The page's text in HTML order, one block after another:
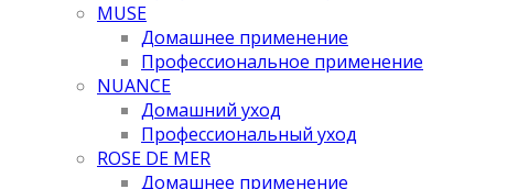
MUSE
Домашнее применение
Профессиональное применение
NUANCE
Домашний уход
Профессиональный уход
ROSE DE MER
Домашнее применение